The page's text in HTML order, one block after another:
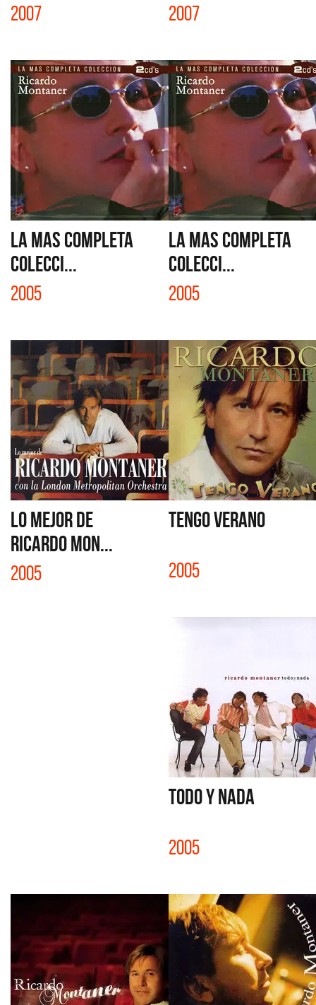
2007 2007
LA MAS COMPLETA
COLECCI...
2005
LA MAS COMPLETA
COLECCI...
2005
LO MEJOR DE
RICARDO MON...
2005
TENGO VERANO
2005
TODO Y NADA
2005